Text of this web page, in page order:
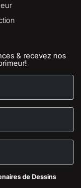
& recevez nos
de Dessins